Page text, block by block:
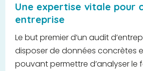
Une expertise vitale pour
entreprise
Le but premier d’un audit
disposer de données concrètes
pouvant permettre d’analyser